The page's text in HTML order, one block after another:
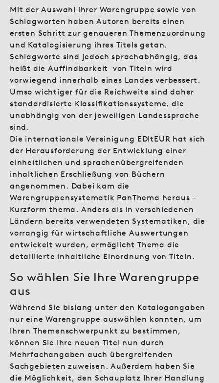
Mit der Auswahl ihrer Warengruppe sowie von
Schlagworten haben Autoren bereits einen
ersten Schritt zur genaueren Themenzuordnung
und Katalogisierung ihres Titels getan.
Schlagworte sind jedoch sprachabhängig, das
heißt die Auffindbarkeit von Titeln wird
vorwiegend innerhalb eines Landes verbessert.
Umso wichtiger für die Reichweite sind daher
standardisierte Klassifikationssysteme, die
unabhängig von der jeweiligen Landessprache
sind.
Die internationale Vereinigung EDItEUR hat sich
der Herausforderung der Entwicklung einer
einheitlichen und sprachenübergreifenden
inhaltlichen Erschließung von Büchern
angenommen. Dabei kam die
Warengruppensystematik PanThema heraus –
Kurzform thema. Anders als in verschiedenen
Ländern bereits verwendeten Systematiken, die
vorrangig für wirtschaftliche Auswertungen
entwickelt wurden, ermöglicht Thema die
detaillierte inhaltliche Einordnung von Titeln.
So wählen Sie Ihre Warengruppe
aus
Während Sie bislang unter den Katalogangaben
nur eine Warengruppe auswählen konnten, um
Ihren Themenschwerpunkt zu bestimmen,
können Sie Ihre neuen Titel nun durch
Mehrfachangaben auch übergreifenden
Sachgebieten zuweisen. Außerdem haben Sie
die Möglichkeit, den Schauplatz Ihrer Handlung